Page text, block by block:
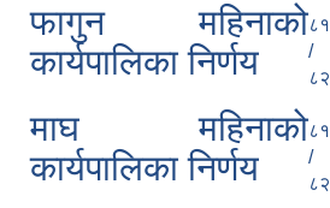
फागुन महिनाको
कार्यपालिका निर्णय
८१
/
८२
माघ महिनाको
कार्यपालिका निर्णय
८१
/
८२